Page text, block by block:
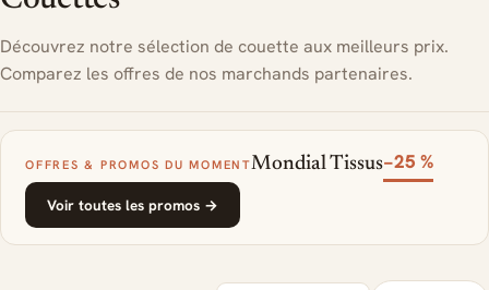
Découvrez notre sélection de couette aux meilleurs prix.
Comparez les offres de nos marchands partenaires.
OFFRES & PROMOS DU MOMENTMondial Tissus−25 %
Voir toutes les promos →